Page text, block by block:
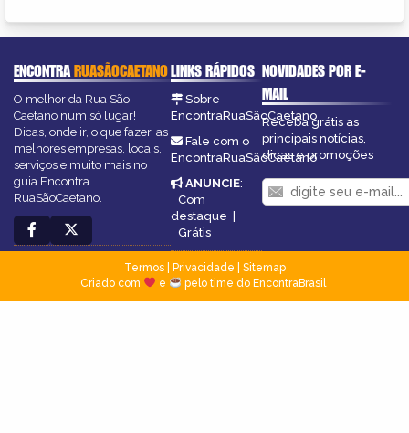
ENCONTRARUASÃOCAETANO
O melhor da Rua São
Caetano num só lugar!
Dicas, onde ir, o que fazer, as
melhores empresas, locais,
serviços e muito mais no
guia Encontra
RuaSãoCaetano.
LINKS RÁPIDOS
Sobre
EncontraRuaSãoCaetano
Fale com o
EncontraRuaSãoCaetano
ANUNCIE:
Com
destaque |
Grátis
NOVIDADES POR E-
MAIL
Receba grátis as
principais notícias,
dicas e promoções
Termos| Privacidade
Sitemap
Criado com
e pelo time do EncontraBrasil